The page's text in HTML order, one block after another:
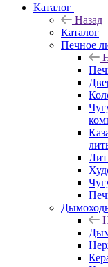
Каталог
Назад
Каталог
Печное